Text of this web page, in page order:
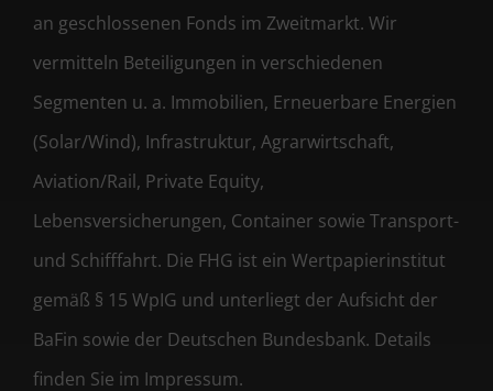
an geschlossenen Fonds im Zweitmarkt. Wir
vermitteln Beteiligungen in verschiedenen
Segmenten u. a. Immobilien, Erneuerbare Energien
(Solar/Wind), Infrastruktur, Agrarwirtschaft,
Aviation/Rail, Private Equity,
Lebensversicherungen, Container sowie Transport-
und Schifffahrt. Die FHG ist ein Wertpapierinstitut
gemäß § 15 WpIG und unterliegt der Aufsicht der
BaFin sowie der Deutschen Bundesbank. Details
finden Sie im Impressum.